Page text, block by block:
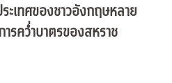
ะเทศของชาวอังกฤษหลาย
รคว่ำบาตรของสหราช